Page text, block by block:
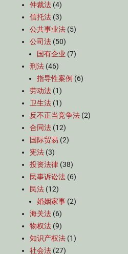
仲裁法 (4)
信托法 (3)
公共事业法 (5)
公司法 (50)
国有企业 (7)
刑法 (46)
指导性案例 (6)
劳动法 (1)
卫生法 (1)
反不正当竞争法 (2)
合同法 (12)
国际贸易 (2)
宪法 (3)
投资法律 (38)
民事诉讼法 (6)
民法 (12)
婚姻家事 (2)
海关法 (6)
物权法 (9)
知识产权法 (1)
社会法 (27)